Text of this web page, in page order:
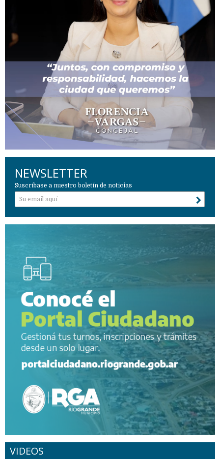
NEWSLETTER
Suscríbase a nuestro boletín de noticias
VIDEOS